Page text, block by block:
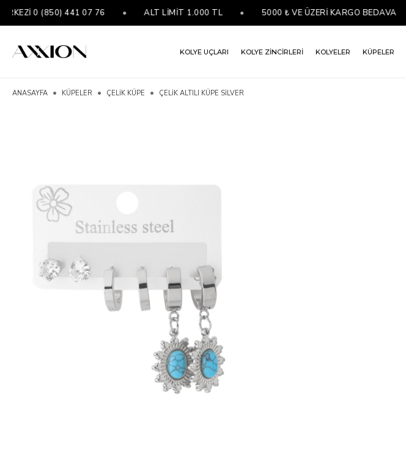
0 (850) 441 07 76 • ALT LİMİT 1.000 TL • 5000 ₺ VE ÜZERİ KARGO BEDAVA •
KOLYE UÇLARI KOLYE ZİNCİRLERİ KOLYELER KÜPELER
ANASAYFA KÜPELER ÇELIK KÜPE ÇELIK ALTILI KÜPE SILVER